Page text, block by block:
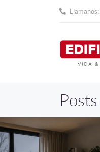
Llamanos:
Posts